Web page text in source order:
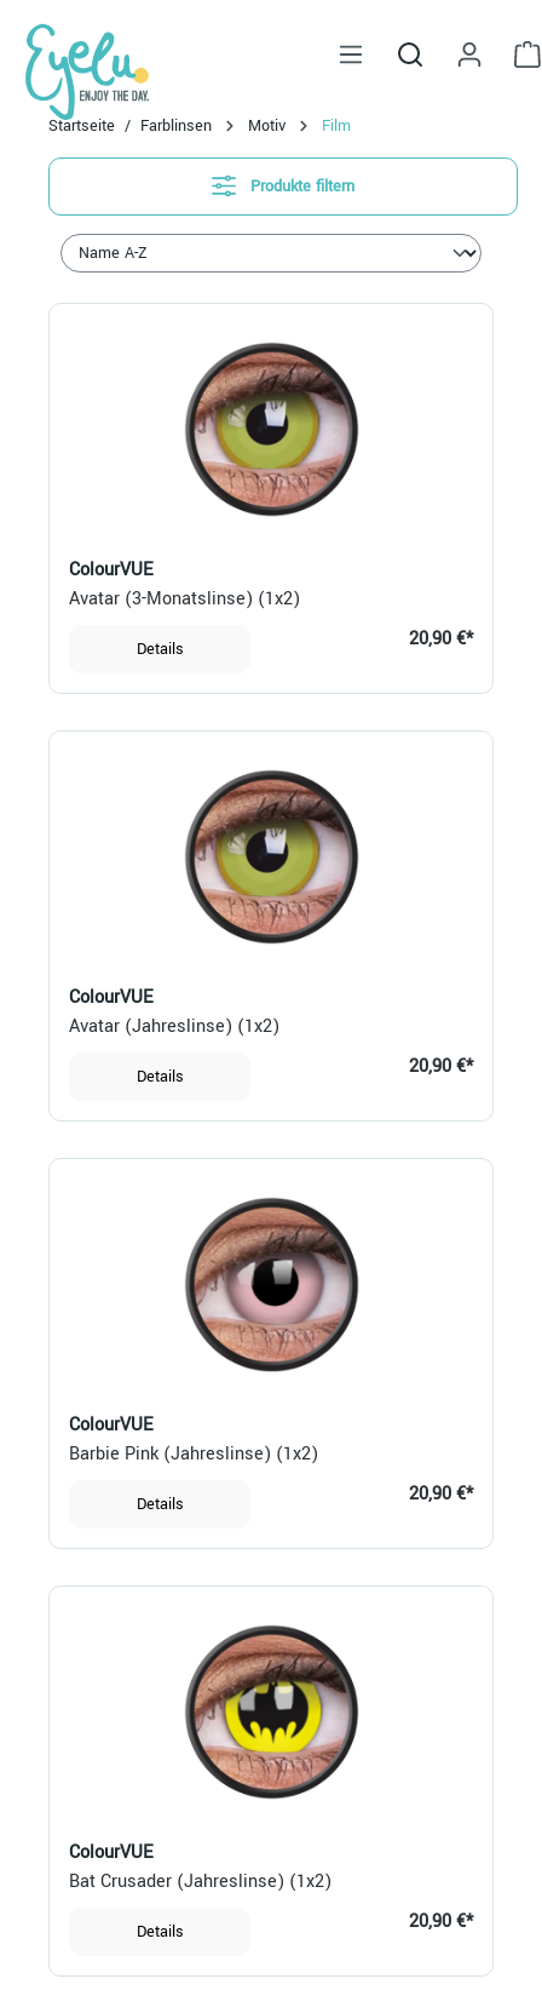
springen
Startseite Farblinsen Motiv Film
Produkte filtern
ColourVUE
Avatar (3-Monatslinse) (1x2)
Details 20,90 €*
ColourVUE
Avatar (Jahreslinse) (1x2)
Details 20,90 €*
ColourVUE
Barbie Pink (Jahreslinse) (1x2)
Details 20,90 €*
ColourVUE
Bat Crusader (Jahreslinse) (1x2)
Details 20,90 €*